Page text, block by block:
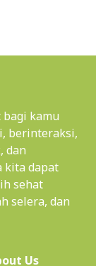
kamu
berinteraksi,
dan
kita dapat
sehat
selera, dan
Us(current)